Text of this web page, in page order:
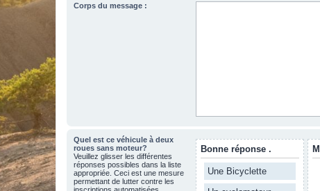
Corps du message :
Quel est ce véhicule à deux
roues sans moteur?
Veuillez glisser les différentes
réponses possibles dans la liste
appropriée. Ceci est une mesure
permettant de lutter contre les
Bonne réponse .
Une Bicyclette